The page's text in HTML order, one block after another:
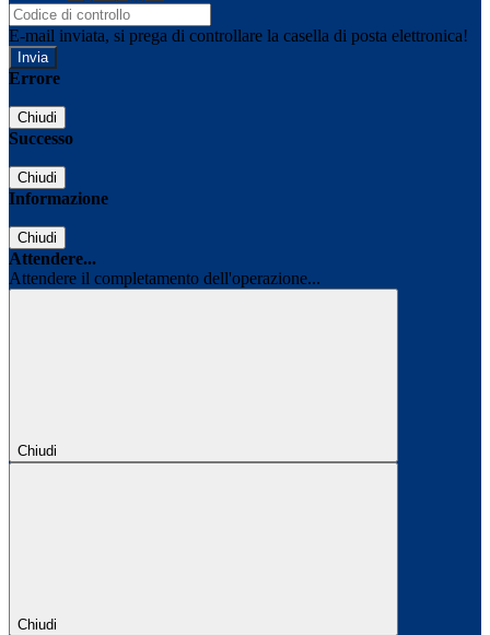
E-mail inviata, si prega di controllare la casella di posta elettronica!
Errore
Chiudi
Successo
Chiudi
Informazione
Chiudi
Attendere...
Attendere il completamento dell'operazione...
Chiudi
Chiudi